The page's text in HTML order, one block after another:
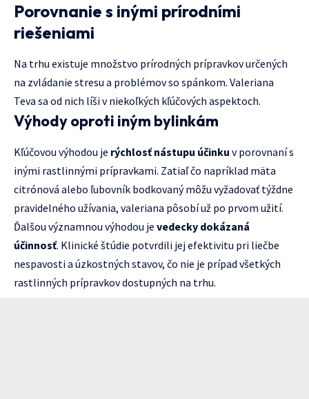
Porovnanie s inými prírodními
riešeniami
Na trhu existuje množstvo prírodných prípravkov určených
na zvládanie stresu a problémov so spánkom. Valeriana
Teva sa od nich líši v niekoľkých kľúčových aspektoch.
Výhody oproti iným bylinkám
Kľúčovou výhodou je rýchlosť nástupu účinku v porovnaní s
inými rastlinnými prípravkami. Zatiaľ čo napríklad mäta
citrónová alebo ľubovník bodkovaný môžu vyžadovať týždne
pravidelného užívania, valeriana pôsobí už po prvom užití.
Ďalšou významnou výhodou je vedecky dokázaná
účinnosť. Klinické štúdie potvrdili jej efektivitu pri liečbe
nespavosti a úzkostných stavov, čo nie je prípad všetkých
rastlinných prípravkov dostupných na trhu.